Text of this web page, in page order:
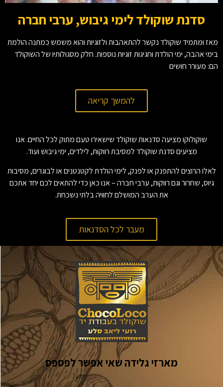
סדנת שוקולד לימי גיבוש, ערבי חברה
מאז ומתמיד שוקולד נקשר להתאהבות ולזוגיות והוא משמש כמתנה הולמת
בימי אהבה, ימי הולדת וחגיגות זוגיות נוספות. חלק מסגולותיו של השוקולד
הם: מעורר חושים
להמשך קריאה
שוקולוקו מציעה סדנאות שוקולד שישאירו טעם מתוק לכל החיים. אנו
מציעים סדנת שוקולד למסיבת רווקות, לילדים, ימי גיבוש ועוד.
לאלו הרוצים להתפנק או לפנק, לימי הולדת לקטנטנים או לבוגרים, מסיבות
גיוס, שחרור וגם רווקות, ערבי חברה – אנו כאן כדי להתאים לכם יחד אתכם
את הערב המושלם לחוויה בלתי נשכחת.
מעבר לכל הסדנאות
מארזי גלידה שאי אפשר לפספס